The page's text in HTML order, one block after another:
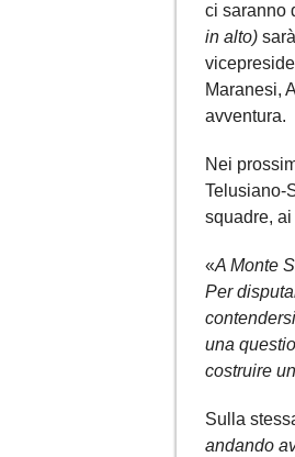
ci saranno
in alto)
Maranesi,
avventura.
Nei
Telusiano-
squadre,
«A Monte
Per
una
costruire
Sulla
andando